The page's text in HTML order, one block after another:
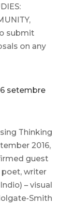
submit
on any
setembre
Thinking
2016,
guest
poet, writer
– visual
Smith